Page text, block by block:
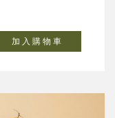
加 入 購 物 車